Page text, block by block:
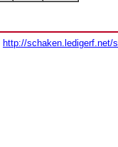
http://schaken.ledigerf.net/